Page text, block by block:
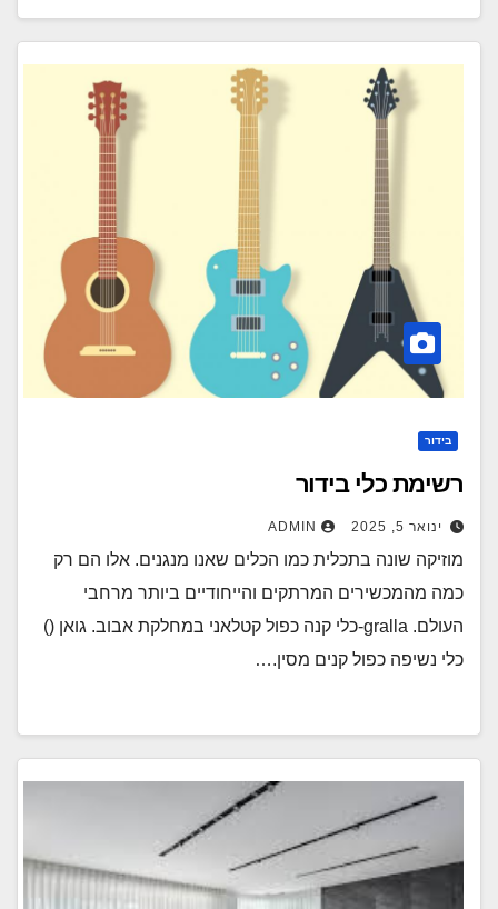
בידור
רשימת כלי בידור
ינואר 5, 2025 ADMIN
מוזיקה שונה בתכלית כמו הכלים שאנו מנגנים. אלו הם רק
כמה מהמכשירים המרתקים והייחודיים ביותר מרחבי
העולם. gralla-כלי קנה כפול קטלאני במחלקת אבוב. גואן ()
כלי נשיפה כפול קנים מסין.…